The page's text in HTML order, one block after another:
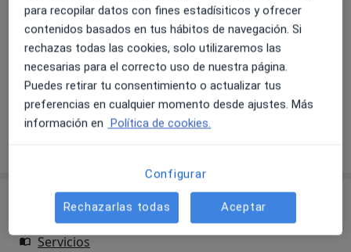
Peeling químico
Detalles Reservar cita
+ 36 servicios
Publicaciones
Servicios
para recopilar datos con fines estadísiticos y ofrecer
contenidos basados en tus hábitos de navegación. Si
rechazas todas las cookies, solo utilizaremos las
necesarias para el correcto uso de nuestra página.
Puedes retirar tu consentimiento o actualizar tus
preferencias en cualquier momento desde ajustes. Más
información en Política de cookies.
Configurar
Rechazarlas todas Aceptar